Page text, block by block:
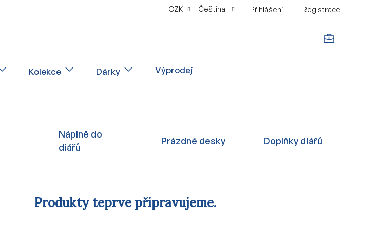
CZK Čeština Přihlášení Registrace
Kolekce Dárky Výprodej
Náplně do
diářů
Prázdné desky Doplňky diářů
Produkty teprve připravujeme.